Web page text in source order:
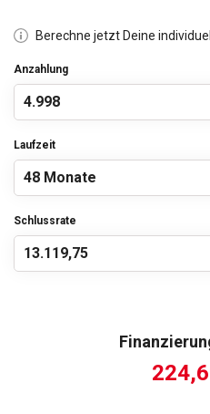
Berechne jetzt Deine
Anzahlung
Laufzeit
Schlussrate